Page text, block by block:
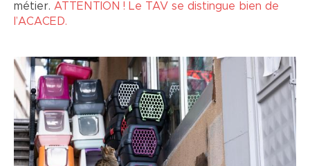
métier. ATTENTION ! Le TAV se distingue bien de
l’ACACED.
Image